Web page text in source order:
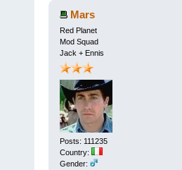
Mars
Red Planet
Mod Squad
Jack + Ennis
Posts: 111235
Country:
Gender: